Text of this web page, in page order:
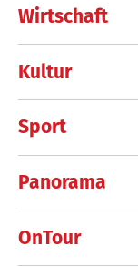
Wirtschaft
Kultur
Sport
Panorama
OnTour